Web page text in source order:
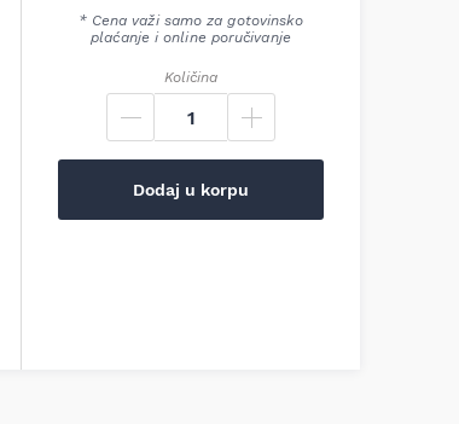
* Cena važi samo za gotovinsko
plaćanje i online poručivanje
Količina
Dodaj u korpu